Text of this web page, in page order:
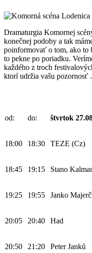
Dramaturgia Komornej
konečnej podoby a tak
poinformovať o tom, ako to
to pekne po poriadku.
každého z troch
ktorí udržia vašu pozornosť .
od: do: štvrtok
18:00 18:30 TEZE (Cz)
18:45 19:15 Stano
19:25 19:55 Janko
20:05 20:40 Had
20:50 21:20 Peter Janků